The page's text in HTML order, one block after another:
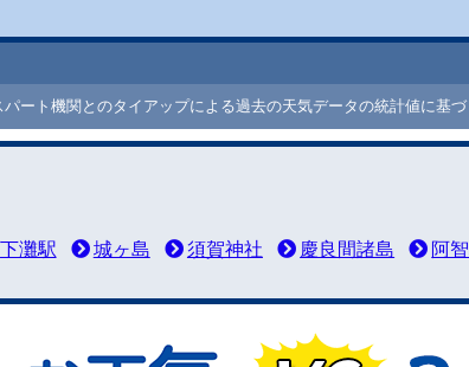
ート機関とのタイアップによる過去の天気データの統計値に基づ
下灘駅 城ヶ島 須賀神社 慶良間諸島 阿